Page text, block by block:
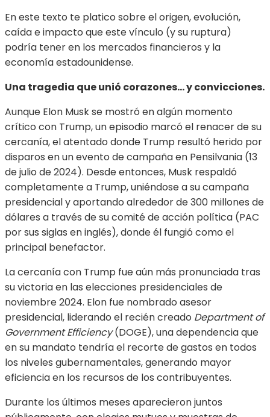
En este texto te platico sobre el origen, evolución,
caída e impacto que este vínculo (y su ruptura)
podría tener en los mercados financieros y la
economía estadounidense.
Una tragedia que unió corazones… y convicciones.
Aunque Elon Musk se mostró en algún momento
crítico con Trump, un episodio marcó el renacer de su
cercanía, el atentado donde Trump resultó herido por
disparos en un evento de campaña en Pensilvania (13
de julio de 2024). Desde entonces, Musk respaldó
completamente a Trump, uniéndose a su campaña
presidencial y aportando alrededor de 300 millones de
dólares a través de su comité de acción política (PAC
por sus siglas en inglés), donde él fungió como el
principal benefactor.
La cercanía con Trump fue aún más pronunciada tras
su victoria en las elecciones presidenciales de
noviembre 2024. Elon fue nombrado asesor
presidencial, liderando el recién creado Department of
Government Efficiency(DOGE), una dependencia que
en su mandato tendría el recorte de gastos en todos
los niveles gubernamentales, generando mayor
eficiencia en los recursos de los contribuyentes.
Durante los últimos meses aparecieron juntos